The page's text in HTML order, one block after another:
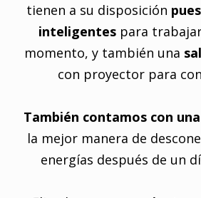
tienen a su disposición
inteligentespara
momento, y también una
con proyector para
También contamos con
la mejor manera de
energías después de un